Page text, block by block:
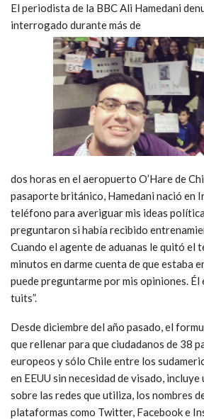
El periodista de la BBC Ali Hamedani
interrogado durante más de
dos horas en el aeropuerto O’Hare de
pasaporte británico, Hamedani nació en
teléfono para averiguar mis ideas
preguntaron si había recibido
Cuando el agente de aduanas le quitó el
minutos en darme cuenta de que estaba
puede preguntarme por mis opiniones. Él
tuits”.
Desde diciembre del año pasado, el
que rellenar para que ciudadanos de 38
europeos y sólo Chile entre los
en EEUU sin necesidad de visado,
sobre las redes que utiliza, los nombres
plataformas como Twitter, Facebook e